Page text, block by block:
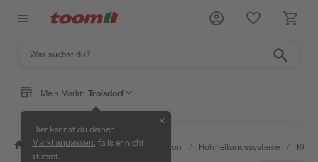
Mein Markt: Troisdorf
Hier kannst du deinen
Markt anpassen , falls er nicht
stimmt.
✕
/ Bad & Sanitär / Sanitärinstallation / Rohrleitungssysteme / KG